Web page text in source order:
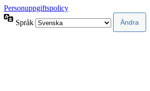
Personuppgiftspolicy
Språk